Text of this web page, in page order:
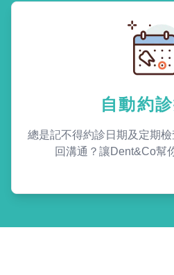
自動約
總是記不得約診日期及定期
回溝通？讓Dent&Co幫